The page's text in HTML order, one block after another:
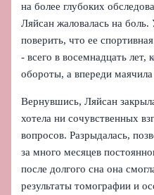
на более глубоких
Ляйсан жаловалась на
поверить, что ее
- всего в восемнадцать лет,
обороты, а впереди
Вернувшись, Ляйсан
хотела ни сочувственных
вопросов. Разрыдалась,
за много месяцев
после долгого сна она
результаты томографии и